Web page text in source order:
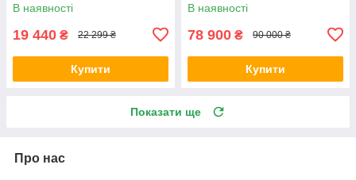
В наявності
19 440 ₴ 22 299 ₴
Купити
В наявності
78 900 ₴ 90 000 ₴
Купити
Показати ще
Про нас